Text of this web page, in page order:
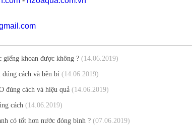
khoan được không ? (14.06.2019)
cách và bền bỉ (14.06.2019)
đúng cách và hiệu quả (14.06.2019)
cách (14.06.2019)
có tốt hơn nước đóng bình ? (07.06.2019)